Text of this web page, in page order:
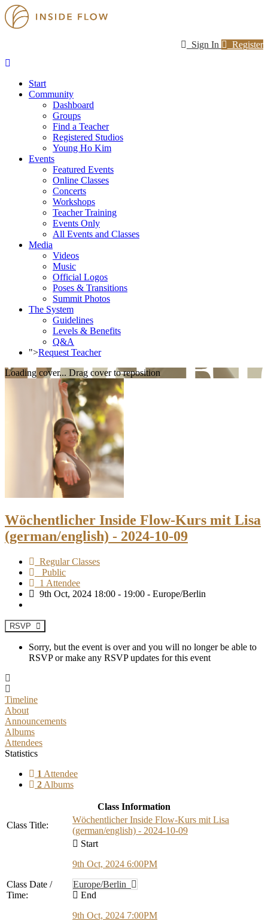
Sign In Register
Start
Community
Dashboard
Groups
Find a Teacher
Registered Studios
Young Ho Kim
Events
Featured Events
Online Classes
Concerts
Workshops
Teacher Training
Events Only
All Events and Classes
Media
Videos
Music
Official Logos
Poses & Transitions
Summit Photos
The System
Guidelines
Levels & Benefits
Q&A
">Request Teacher
Loading cover... Drag cover to reposition
Wöchentlicher Inside Flow-Kurs mit Lisa
(german/english) - 2024-10-09
Regular Classes
Public
1 Attendee
9th Oct, 2024 18:00 - 19:00 - Europe/Berlin
RSVP
Sorry, but the event is over and you will no longer be able to
RSVP or make any RSVP updates for this event
Timeline
About
Announcements
Albums
Attendees
Statistics
1 Attendee
2 Albums
Class Information
Class Title:
Wöchentlicher Inside Flow-Kurs mit Lisa
(german/english) - 2024-10-09
Class Date /
Time:
Start
9th Oct, 2024 6:00PM
Europe/Berlin
End
9th Oct, 2024 7:00PM